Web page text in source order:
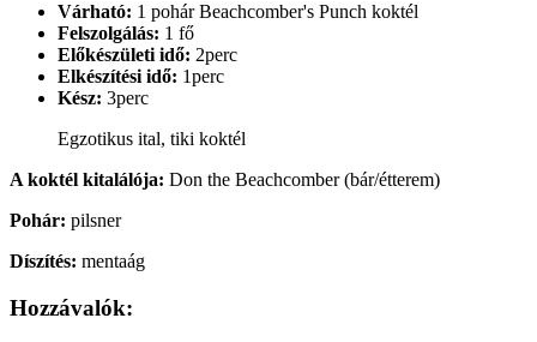
Várható: 1 pohár Beachcomber's Punch koktél
Felszolgálás: 1 fő
Előkészületi idő: 2perc
Elkészítési idő: 1perc
Kész: 3perc
Egzotikus ital, tiki koktél
A koktél kitalálója: Don the Beachcomber (bár/étterem)
Pohár: pilsner
Díszítés: mentaág
Hozzávalók: